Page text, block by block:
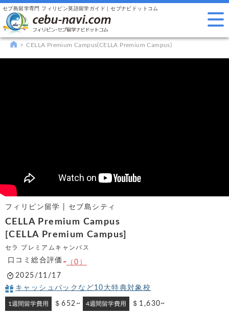
セブ島留学専門 フィリピン英語留学ガイド | セブナビドットコム
CELLA Premium Campus(CELLA Premium Campus)
フィリピン留学 | セブ島シティ
CELLA Premium Campus
[CELLA Premium Campus]
セラ プレミアムキャンパス
口コミ総合評価 -（0）
2025/11/17
キャッシュバックなど10大特典対象校
1週間留学費用 ＄652~ 4週間留学費用 ＄1,630~